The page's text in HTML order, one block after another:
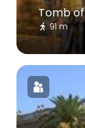
Tomb
91 m